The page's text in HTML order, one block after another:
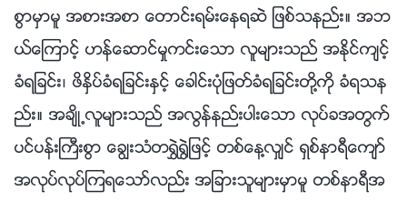
စြာမွာမူ အစားအစာ ေတာင္းရမ္းေနရဆဲ ျဖစ္သနည္း။ အဘ
ယ္ေၾကာင့္ ဟန္ေဆာင္မႈကင္းေသာ လူမ်ားသည္ အႏိုင္က်င့္
ခံရျခင္း၊ ဖိႏွိပ္ခံရျခင္းႏွင့္ ေခါင္းပုံျဖတ္ခံရျခင္းတို႔ကို ခံရသန
ည္း။ အခ်ိဳ႕လူမ်ားသည္ အလြန္နည္းပါးေသာ လုပ္ခအတြက္
ပင္ပန္းႀကီးစြာ ေခြၽးသံတ႐ႊဲ႐ႊဲျဖင့္ တစ္ေန႔လွ်င္ ရွစ္နာရီေက်ာ္
အလုပ္လုပ္ၾကရေသာ္လည္း အျခားသူမ်ားမွာမူ တစ္နာရီအ